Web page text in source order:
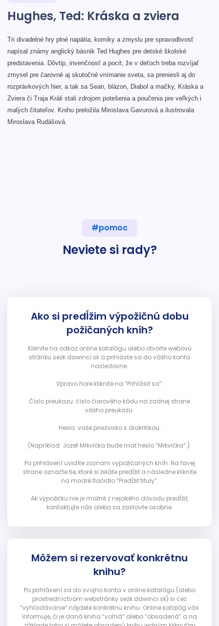
Hughes, Ted: Kráska a zviera
Tri divadelné hry plné napätia, komiky a zmyslu pre spravodlivosť
napísal známy anglický básnik Ted Hughes pre detské školské
predstavenia. Dôvtip, invenčnosť a pocit, že v deťoch treba rozvíjať
zmysel pre čarovné aj skutočné vnímanie sveta, sa preniesli aj do
rozprávkových hier, a tak sa Sean, blázon, Diabol a mačky, Kráska a
Zviera či Traja Králi stali zdrojom potešenia a poučenia pre veľkých i
malých čitateľov. Knihu preložila Miroslava Gavurová a ilustrovala
Miroslava Rudášová.
#pomoc
Neviete si rady?
Ako si predĺžim výpožičnú dobu
požičaných kníh?
Kliknite na odkaz online katalógu alebo otvorte webovú
stránku sezk.dawinci.sk a prihláste sa do vášho konta
nasledovne:
Vpravo hore kliknite na “Prihlásiť sa”:
Číslo preukazu: číslo čiarového kódu na zadnej strane
vášho preukazu.
Heslo: vaše priezvisko s diakritikou.
(Napríklad: Jozef Mrkvička bude mať heslo “Mrkvička”.).
Po prihlásení uvidíte zoznam vypožičaných kníh. Na ľavej
strane označte tie, ktoré si želáte predĺžiť a následne kliknite
na modré tlačidlo “Predĺžiť tituly”.
Ak výpožičku nie je možné z nejakého dôvodu predĺžiť,
kontaktujte nás alebo sa zastavte osobne.
Môžem si rezervovať konkrétnu
knihu?
Po prihlásení sa do svojho konta v online katalógu (alebo
prostredníctvom webstránky sezk.dawinci.sk) si cez
“vyhľadávanie” nájdete konkrétnu knihu. Online katalóg vás
informuje, či je daná kniha “voľná” alebo “obsadená” a na